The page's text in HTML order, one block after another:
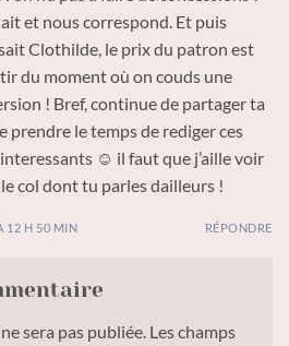
et nous correspond. Et puis
Clothilde, le prix du patron est
du moment où on couds une
! Bref, continue de partager ta
prendre le temps de rediger ces
☺ il faut que j’aille voir
col dont tu parles dailleurs !
12 H 50 MIN RÉPONDRE
sera pas publiée. Les champs